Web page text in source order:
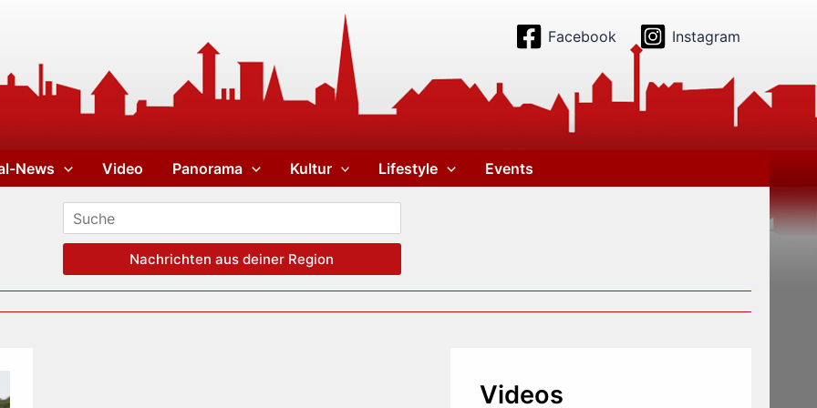
Facebook Instagram
News Video Panorama Kultur Lifestyle Events
Nachrichten aus deiner Region
Videos